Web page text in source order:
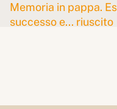
Memoria in pappa.
successo e... riuscito
09/05/2025